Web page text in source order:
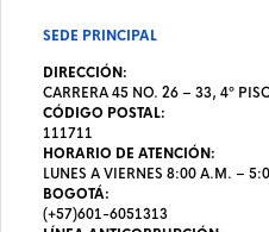
SEDE PRINCIPAL
DIRECCIÓN:
CARRERA 45 NO. 26 – 33, 4º
CÓDIGO POSTAL:
111711
HORARIO DE ATENCIÓN:
LUNES A VIERNES 8:00 A.M. –
BOGOTÁ:
(+57)601-6051313